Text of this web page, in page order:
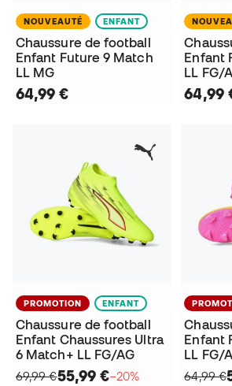
NOUVEAUTÉ ENFANT
Chaussure de football
Enfant Future 9 Match
LL MG
64,99 €
Enfant
LL FG/
64,99
PROMOTION ENFANT
Chaussure de football
Enfant Chaussures Ultra
6 Match+ LL FG/AG
69,99 €55,99 €−20%
Enfant
LL FG/
64,99 €